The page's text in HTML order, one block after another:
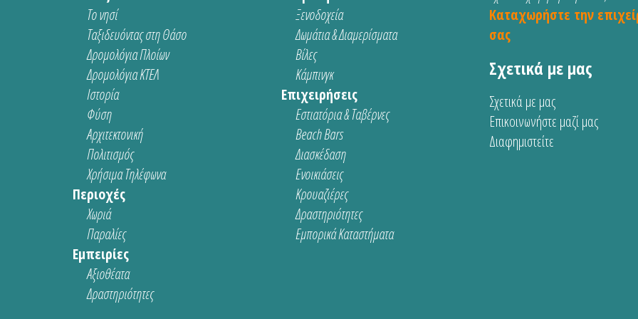
Το νησί
Ταξιδευόντας στη Θάσο
Δρομολόγια Πλοίων
Δρομολόγια ΚΤΕΛ
Ιστορία
Φύση
Αρχιτεκτονική
Πολιτισμός
Χρήσιμα Τηλέφωνα
Περιοχές
Χωριά
Παραλίες
Εμπειρίες
Αξιοθέατα
Δραστηριότητες
Ξενοδοχεία
Δωμάτια & Διαμερίσματα
Βίλες
Κάμπινγκ
Επιχειρήσεις
Εστιατόρια & Ταβέρνες
Beach Bars
Διασκέδαση
Ενοικιάσεις
Κρουαζιέρες
Δραστηριότητες
Εμπορικά Καταστήματα
Καταχωρήστε την
σας
Σχετικά με μας
Σχετικά με μας
Επικοινωνήστε μαζί μας
Διαφημιστείτε